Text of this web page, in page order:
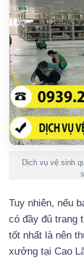
Dịch vụ vệ sinh
Tuy nhiên, nếu
có đầy đủ trang
tốt nhất là nên
xưởng tại Cao